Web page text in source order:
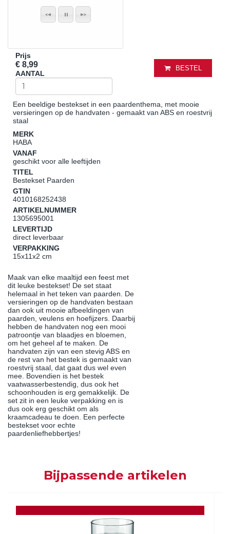
Prijs
€ 8,99
AANTAL
BESTEL
Een beeldige bestekset in een paardenthema, met mooie
versieringen op de handvaten - gemaakt van ABS en roestvrij
staal
MERK
HABA
VANAF
geschikt voor alle leeftijden
TITEL
Bestekset Paarden
GTIN
4010168252438
ARTIKELNUMMER
1305695001
LEVERTIJD
direct leverbaar
VERPAKKING
15x11x2 cm
Maak van elke maaltijd een feest met
dit leuke bestekset! De set staat
helemaal in het teken van paarden. De
versieringen op de handvaten bestaan
dan ook uit mooie afbeeldingen van
paarden, veulens en hoefijzers. Daarbij
hebben de handvaten nog een mooi
patroontje van blaadjes en bloemen,
om het geheel af te maken. De
handvaten zijn van een stevig ABS en
de rest van het bestek is gemaakt van
roestvrij staal, dat gaat dus wel even
mee. Bovendien is het bestek
vaatwasserbestendig, dus ook het
schoonhouden is erg gemakkelijk. De
set zit in een leuke verpakking en is
dus ook erg geschikt om als
kraamcadeau te doen. Een perfecte
bestekset voor echte
paardenliefhebbertjes!
Bijpassende artikelen